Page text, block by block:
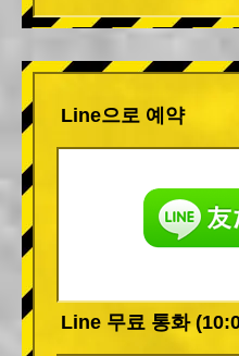
Line으로 예약
Line 무료 통화